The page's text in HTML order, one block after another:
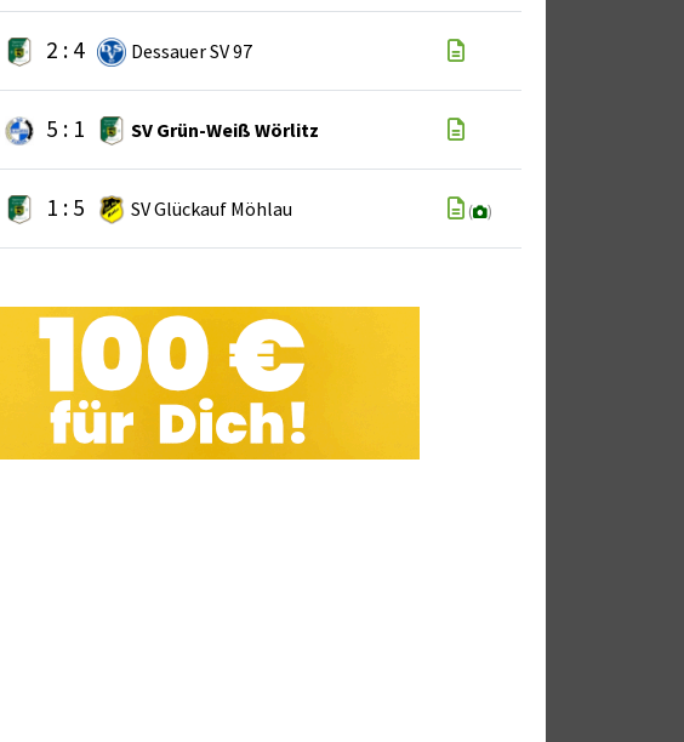
2 : 4 Dessauer SV 97
5 : 1 SV Grün-Weiß Wörlitz
1 : 5 SV Glückauf Möhlau ( )